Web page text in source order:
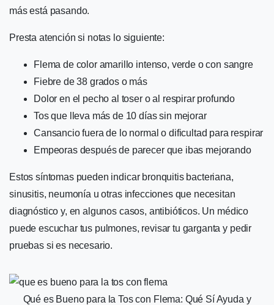
más está pasando.
Presta atención si notas lo siguiente:
Flema de color amarillo intenso, verde o con sangre
Fiebre de 38 grados o más
Dolor en el pecho al toser o al respirar profundo
Tos que lleva más de 10 días sin mejorar
Cansancio fuera de lo normal o dificultad para respirar
Empeoras después de parecer que ibas mejorando
Estos síntomas pueden indicar bronquitis bacteriana,
sinusitis, neumonía u otras infecciones que necesitan
diagnóstico y, en algunos casos, antibióticos. Un médico
puede escuchar tus pulmones, revisar tu garganta y pedir
pruebas si es necesario.
Qué es Bueno para la Tos con Flema: Qué Sí Ayuda y